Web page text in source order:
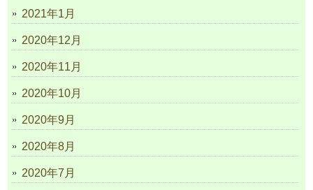
2021年1月
2020年12月
2020年11月
2020年10月
2020年9月
2020年8月
2020年7月